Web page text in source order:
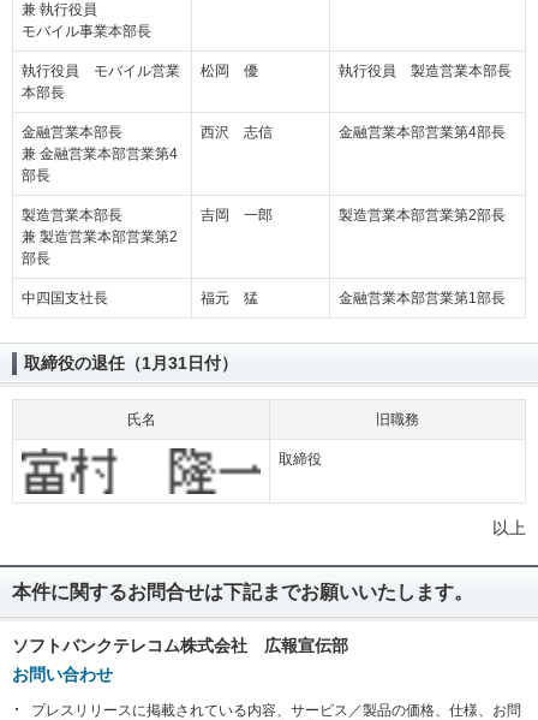
兼 執行役員
モバイル事業本部長
執行役員 モバイル営業
本部長
松岡 優 執行役員 製造営業本部長
金融営業本部長
兼 金融営業本部営業第4
部長
西沢 志信 金融営業本部営業第4部長
製造営業本部長
兼 製造営業本部営業第2
部長
吉岡 一郎 製造営業本部営業第2部長
中四国支社長 福元 猛 金融営業本部営業第1部長
取締役の退任（1月31日付）
氏名 旧職務
取締役
以上
本件に関するお問合せは下記までお願いいたします。
ソフトバンクテレコム株式会社 広報宣伝部
お問い合わせ
プレスリリースに掲載されている内容、サービス／製品の価格、仕様、お問